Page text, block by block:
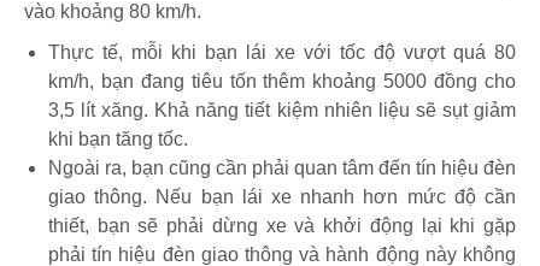
vào khoảng 80 km/h.
Thực tế, mỗi khi bạn lái xe với tốc độ vượt quá 80
km/h, bạn đang tiêu tốn thêm khoảng 5000 đồng cho
3,5 lít xăng. Khả năng tiết kiệm nhiên liệu sẽ sụt giảm
khi bạn tăng tốc.
Ngoài ra, bạn cũng cần phải quan tâm đến tín hiệu đèn
giao thông. Nếu bạn lái xe nhanh hơn mức độ cần
thiết, bạn sẽ phải dừng xe và khởi động lại khi gặp
phải tín hiệu đèn giao thông và hành động này không